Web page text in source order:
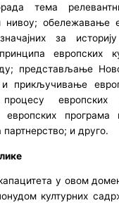
тема
нивоу; обележавање
за
европских
представљање
прикључивање
европских
европских
партнерство; и друго.
у овом
културних